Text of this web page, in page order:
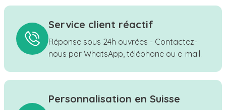
Service client réactif
Réponse sous 24h ouvrées - Contactez-
nous par WhatsApp, téléphone ou e-mail.
Personnalisation en Suisse